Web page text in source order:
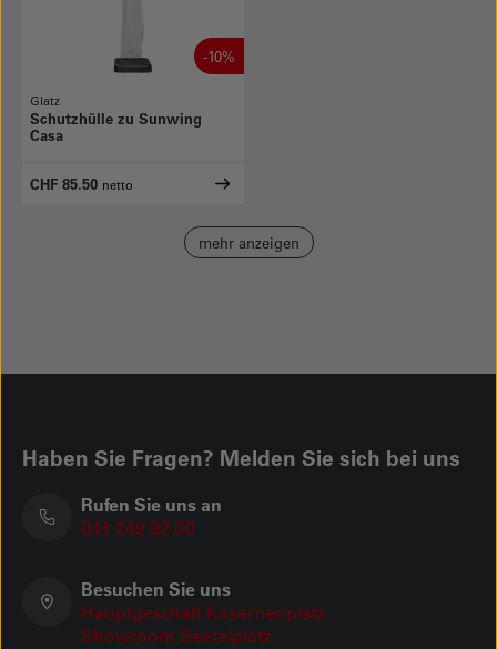
-10%
Glatz
Schutzhülle zu Sunwing
Casa
CHF 85.50 netto
mehr anzeigen
Haben Sie Fragen? Melden Sie sich bei uns
Rufen Sie uns an
041 249 92 00
Besuchen Sie uns
Hauptgeschäft Kasernenplatz
Showroom Seetalplatz